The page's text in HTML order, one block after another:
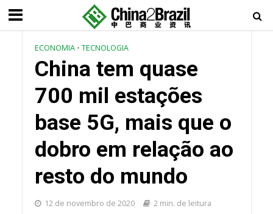
ECONOMIA • TECNOLOGIA
China tem quase
700 mil estações
base 5G, mais que o
dobro em relação ao
resto do mundo
12 de novembro de 2020 2 min. de leitura